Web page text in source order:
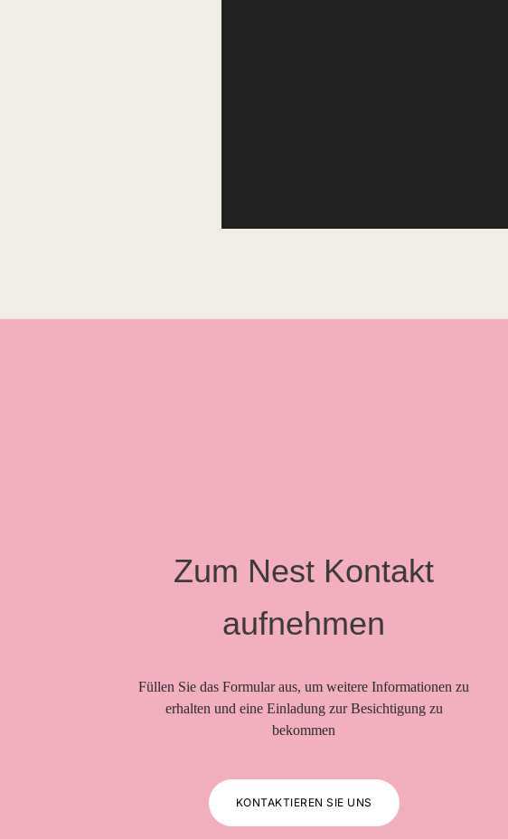
Zum Nest Kontakt
aufnehmen
Füllen Sie das Formular aus, um weitere Informationen zu
erhalten und eine Einladung zur Besichtigung zu
bekommen
KONTAKTIEREN SIE UNS